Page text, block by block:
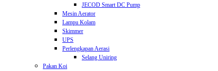
JECOD Smart DC Pump
Mesin Aerator
Lampu Kolam
Skimmer
UPS
Perlengkapan Aerasi
Selang Uniring
Pakan Koi